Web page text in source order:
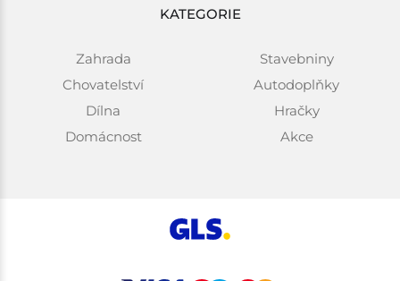
KATEGORIE
Zahrada
Chovatelství
Dílna
Domácnost
Stavebniny
Autodoplňky
Hračky
Akce